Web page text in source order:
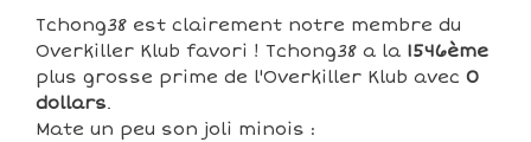
Tchong38 est clairement notre membre du
Overkiller Klub favori ! Tchong38 a la 1546ème
plus grosse prime de l'Overkiller Klub avec 0
dollars.
Mate un peu son joli minois :